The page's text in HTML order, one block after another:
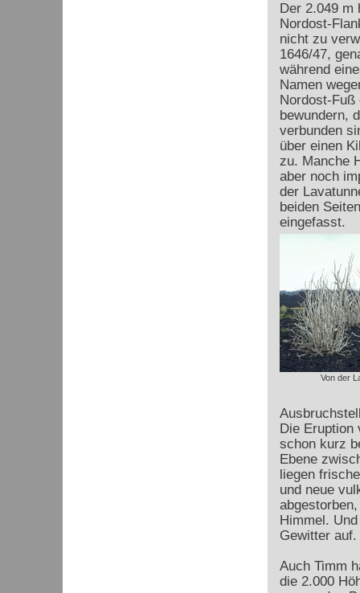
Der 2.049 m
Nordost-
nicht zu
1646/47,
während
Namen
Nordost-Fuß
bewundern,
verbunden
über einen
zu. Manche
aber noch
der
beiden
eingefasst.
Von der
Die Eruption
schon kurz
Ebene
liegen
und neue
Himmel.
Gewitter
Auch Timm
die 2.000